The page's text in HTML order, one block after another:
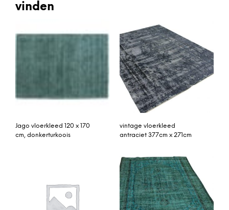
vinden
Jago vloerkleed 120 x 170
cm, donkerturkoois
vintage vloerkleed
antraciet 377cm x 271cm